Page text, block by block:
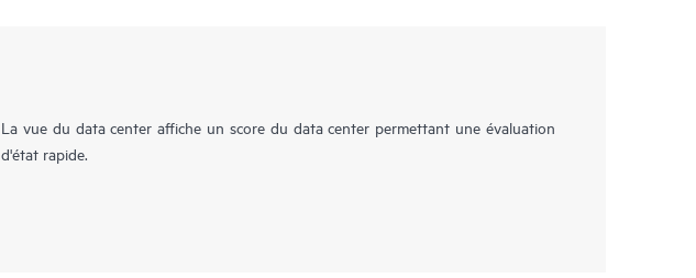
La vue du data center affiche un score du data center permettant une évaluation
d'état rapide.